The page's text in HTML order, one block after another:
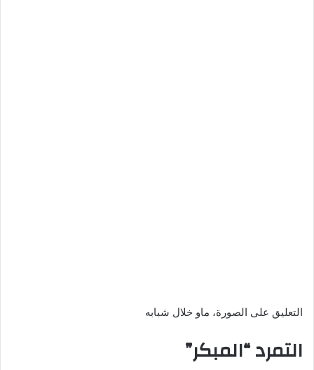
التعليق على الصورة، ماو خلال شبابه
التمرد “المبكر”